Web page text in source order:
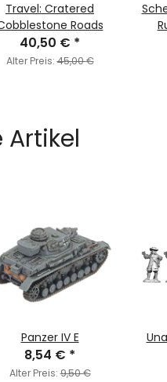
Travel: Cratered
Roads
40,50 € *
Alter Preis:45,00 €
Artikel
Panzer IV E
8,54 € *
Alter Preis:9,50 €